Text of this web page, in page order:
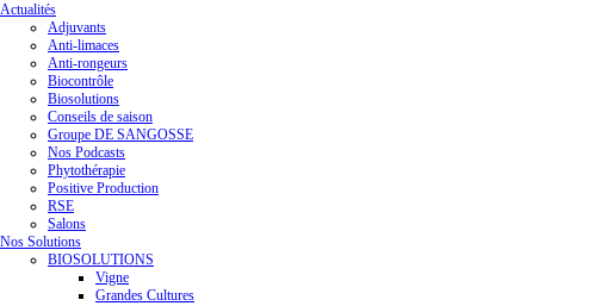
Actualités
Adjuvants
Anti-limaces
Anti-rongeurs
Biocontrôle
Biosolutions
Conseils de saison
Groupe DE SANGOSSE
Nos Podcasts
Phytothérapie
Positive Production
RSE
Salons
Nos Solutions
BIOSOLUTIONS
Vigne
Grandes Cultures